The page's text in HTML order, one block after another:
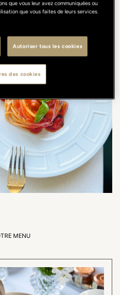
de cocktails inspirés des
plus cultes, revisitées avec le
MENU
que vous leur avez communiquées ou
que vous faites de leurs services.
Autoriser tous les cookies
des cookies